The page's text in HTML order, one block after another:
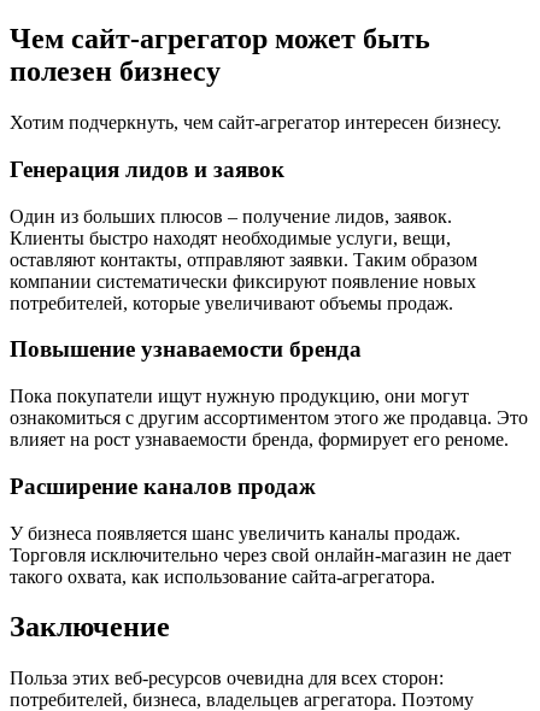
Чем сайт-агрегатор может быть
полезен бизнесу
Хотим подчеркнуть, чем сайт-агрегатор интересен бизнесу.
Генерация лидов и заявок
Один из больших плюсов – получение лидов, заявок.
Клиенты быстро находят необходимые услуги, вещи,
оставляют контакты, отправляют заявки. Таким образом
компании систематически фиксируют появление новых
потребителей, которые увеличивают объемы продаж.
Повышение узнаваемости бренда
Пока покупатели ищут нужную продукцию, они могут
ознакомиться с другим ассортиментом этого же продавца. Это
влияет на рост узнаваемости бренда, формирует его реноме.
Расширение каналов продаж
У бизнеса появляется шанс увеличить каналы продаж.
Торговля исключительно через свой онлайн-магазин не дает
такого охвата, как использование сайта-агрегатора.
Заключение
Польза этих веб-ресурсов очевидна для всех сторон:
потребителей, бизнеса, владельцев агрегатора. Поэтому